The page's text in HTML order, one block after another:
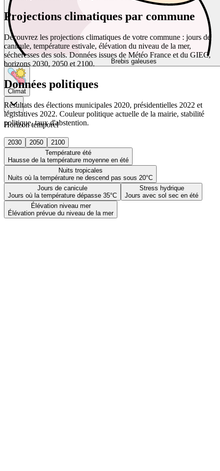
Brebis galeuses
Climat
Horizon temporel
2030 2050
2100
Température été
Hausse de la température moyenne en été
Nuits tropicales
Nuits où la température ne descend pas sous 20°C
Jours de canicule
Jours où la température dépasse 35°C
Stress hydrique
Jours avec sol sec en été
Élévation niveau mer
Élévation prévue du niveau de la mer
Projections climatiques par commune
Découvrez les projections climatiques de votre commune : jours de
canicule, température estivale, élévation du niveau de la mer,
sécheresses des sols. Données issues de Météo France et du GIEC,
horizons 2030, 2050 et 2100.
Données politiques
Résultats des élections municipales 2020, présidentielles 2022 et
législatives 2022. Couleur politique actuelle de la mairie, stabilité
politique, taux d'abstention.